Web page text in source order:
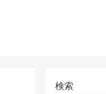
検索